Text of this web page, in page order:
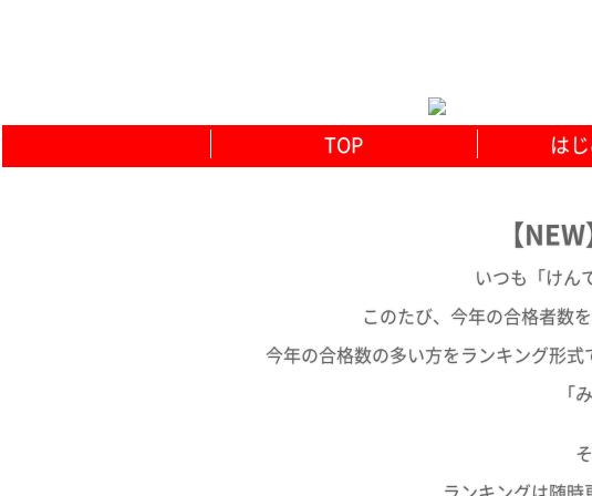
TOP は
【
いつも「けん
このたび、今年の合格者数
今年の合格数の多い方をランキング形
「